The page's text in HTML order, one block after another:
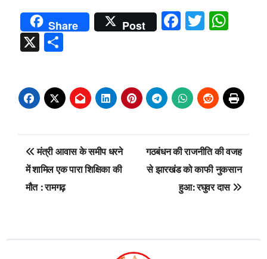
Share Post Facebook
Twitter
X Share
Post
navigation
मंत्री आवास के समीप धरने
में शामिल एक पारा शिक्षिका की
मौत : रामगढ़
गठबंधन की राजनीति की वजह
से झारखंड को काफी नुकसान
हुआ: रघुवर दास